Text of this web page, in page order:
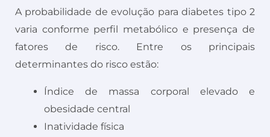
A probabilidade de evolução para diabetes tipo 2
varia conforme perfil metabólico e presença de
fatores de risco. Entre os principais
determinantes do risco estão:
Índice de massa corporal elevado e
obesidade central
Inatividade física